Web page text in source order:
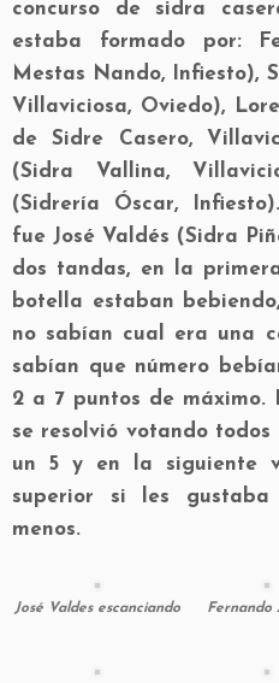
concurso de sidra
estaba formado por:
Mestas Nando, Infiesto),
Villaviciosa, Oviedo),
de Sidre Casero,
(Sidra Vallina,
(Sidrería Óscar,
fue José Valdés (Sidra
dos tandas, en la
botella estaban
no sabían cual era una
sabían que número
2 a 7 puntos de máximo.
se resolvió votando
un 5 y en la siguiente
superior si les
menos.
José Valdes escanciando Fernando